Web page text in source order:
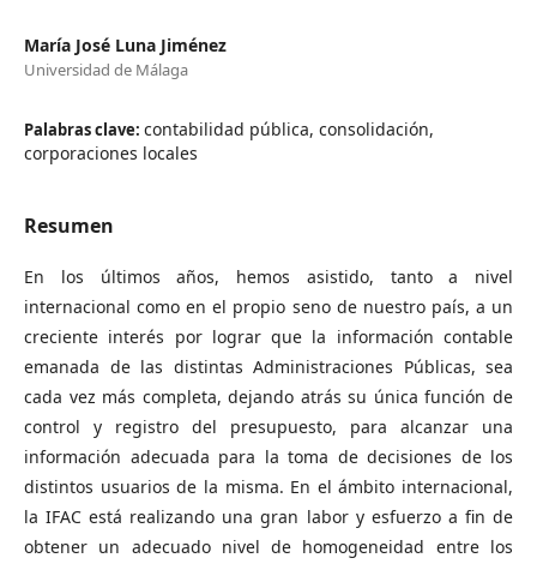
María José Luna Jiménez
Universidad de Málaga
Palabras clave: contabilidad pública, consolidación,
corporaciones locales
Resumen
En los últimos años, hemos asistido, tanto a nivel
internacional como en el propio seno de nuestro país, a un
creciente interés por lograr que la información contable
emanada de las distintas Administraciones Públicas, sea
cada vez más completa, dejando atrás su única función de
control y registro del presupuesto, para alcanzar una
información adecuada para la toma de decisiones de los
distintos usuarios de la misma. En el ámbito internacional,
la IFAC está realizando una gran labor y esfuerzo a fin de
obtener un adecuado nivel de homogeneidad entre los